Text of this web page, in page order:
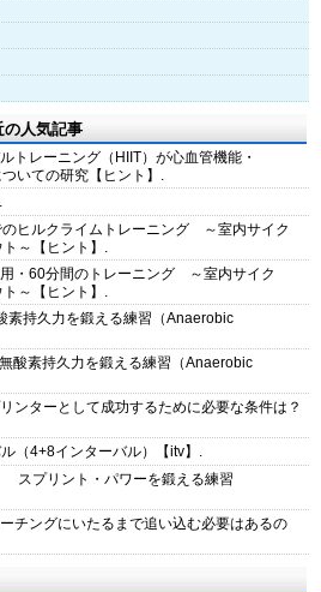
人気記事
トレーニング（HIIT）が心血管機能・
いての研究【ヒント】.
ヒルクライムトレーニング ～室内サイク
～【ヒント】.
・60分間のトレーニング ～室内サイク
～【ヒント】.
持久力を鍛える練習（Anaerobic
酸素持久力を鍛える練習（Anaerobic
ンターとして成功するために必要な条件は？
ル（4+8インターバル）【itv】.
スプリント・パワーを鍛える練習
チングにいたるまで追い込む必要はあるの